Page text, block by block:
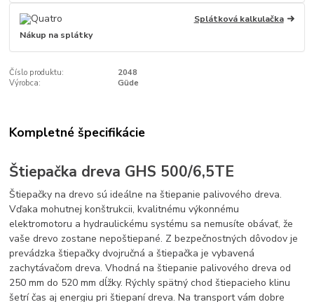
Splátková kalkulačka
Nákup na splátky
Číslo produktu:
2048
Výrobca:
Güde
Kompletné špecifikácie
Štiepačka dreva GHS 500/6,5TE
Štiepačky na drevo sú ideálne na štiepanie palivového dreva.
Vďaka mohutnej konštrukcii, kvalitnému výkonnému
elektromotoru a hydraulickému systému sa nemusíte obávať, že
vaše drevo zostane nepoštiepané. Z bezpečnostných dôvodov je
prevádzka štiepačky dvojručná a štiepačka je vybavená
zachytávačom dreva. Vhodná na štiepanie palivového dreva od
250 mm do 520 mm dĺžky. Rýchly spätný chod štiepacieho klinu
šetrí čas aj energiu pri štiepaní dreva. Na transport vám dobre